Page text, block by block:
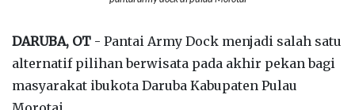
DARUBA, OT - Pantai Army Dock menjadi salah satu
alternatif pilihan berwisata pada akhir pekan bagi
masyarakat ibukota Daruba Kabupaten Pulau